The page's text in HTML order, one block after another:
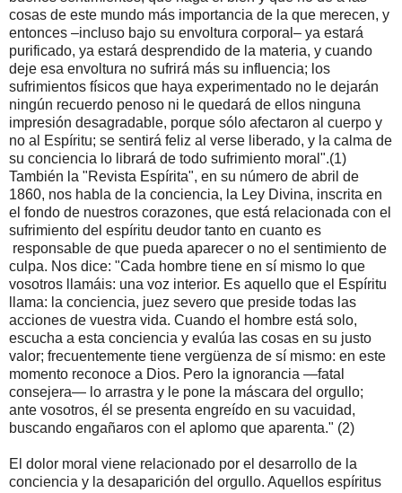
cosas de este mundo más importancia de la que merecen, y
entonces –incluso bajo su envoltura corporal– ya estará
purificado, ya estará desprendido de la materia, y cuando
deje esa envoltura no sufrirá más su influencia; los
sufrimientos físicos que haya experimentado no le dejarán
ningún recuerdo penoso ni le quedará de ellos ninguna
impresión desagradable, porque sólo afectaron al cuerpo y
no al Espíritu; se sentirá feliz al verse liberado, y la calma de
su conciencia lo librará de todo sufrimiento moral".(1)
También la "Revista Espírita", en su número de abril de
1860, nos habla de la conciencia, la Ley Divina, inscrita en
el fondo de nuestros corazones, que está relacionada con el
sufrimiento del espíritu deudor tanto en cuanto es
responsable de que pueda aparecer o no el sentimiento de
culpa. Nos dice: "Cada hombre tiene en sí mismo lo que
vosotros llamáis: una voz interior. Es aquello que el Espíritu
llama: la conciencia, juez severo que preside todas las
acciones de vuestra vida. Cuando el hombre está solo,
escucha a esta conciencia y evalúa las cosas en su justo
valor; frecuentemente tiene vergüenza de sí mismo: en este
momento reconoce a Dios. Pero la ignorancia —fatal
consejera— lo arrastra y le pone la máscara del orgullo;
ante vosotros, él se presenta engreído en su vacuidad,
buscando engañaros con el aplomo que aparenta." (2)
El dolor moral viene relacionado por el desarrollo de la
conciencia y la desaparición del orgullo. Aquellos espíritus